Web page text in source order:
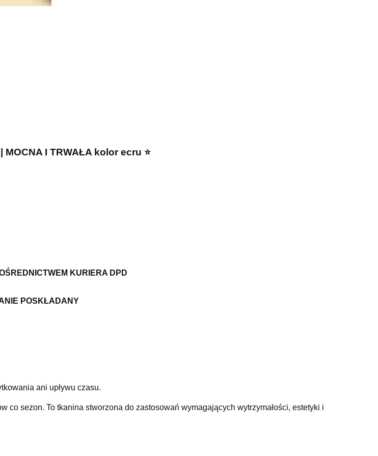
MOCNA I TRWAŁA kolor ecru ⭐️
KURIERA DPD
POSKŁADANY
ani upływu czasu.
co sezon. To tkanina stworzona do zastosowań wymagających wytrzymałości, estetyki i